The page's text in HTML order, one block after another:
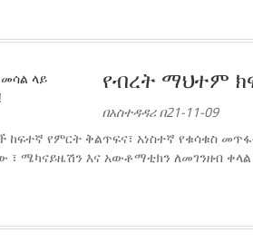
የብረት ማህተም
በአስተዳዳሪ በ21-11-09
የምርት ቅልጥፍና፣ አነስተኛ የቁሳቁስ
ሜካናይዜሽን እና አውቶማቲክን ለመገንዘብ